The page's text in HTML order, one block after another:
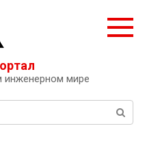
инженерном мире